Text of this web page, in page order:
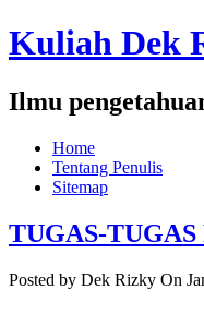
Kuliah Dek
Ilmu
Home
Tentang Penulis
Sitemap
TUGAS-
Posted by Dek Rizky On